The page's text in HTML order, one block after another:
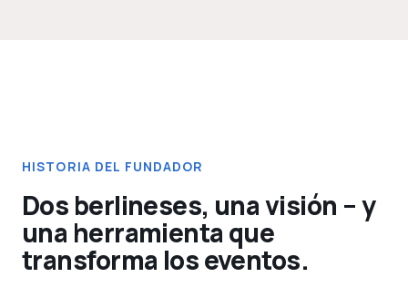
HISTORIA DEL FUNDADOR
Dos berlineses, una visión – y
una herramienta que
transforma los eventos.